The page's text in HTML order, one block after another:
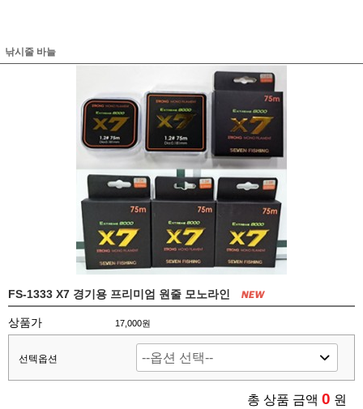
낚시줄 바늘
FS-1333 X7 경기용 프리미엄 원줄 모노라인
상품가 17,000원
선텍옵션
총 상품 금액 0 원